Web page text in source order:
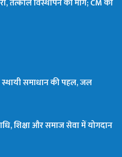
समाधान की पहल, जल
शिक्षा और समाज सेवा में योगदान